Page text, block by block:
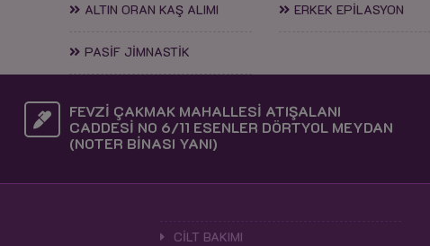
ALTIN ORAN KAŞ ALIMI ERKEK EPİLASYON
PASİF JİMNASTİK
FEVZİ ÇAKMAK MAHALLESİ ATIŞALANI
CADDESİ NO 6/11 ESENLER DÖRTYOL MEYDAN
(NOTER BİNASI YANI)
CİLT BAKIMI